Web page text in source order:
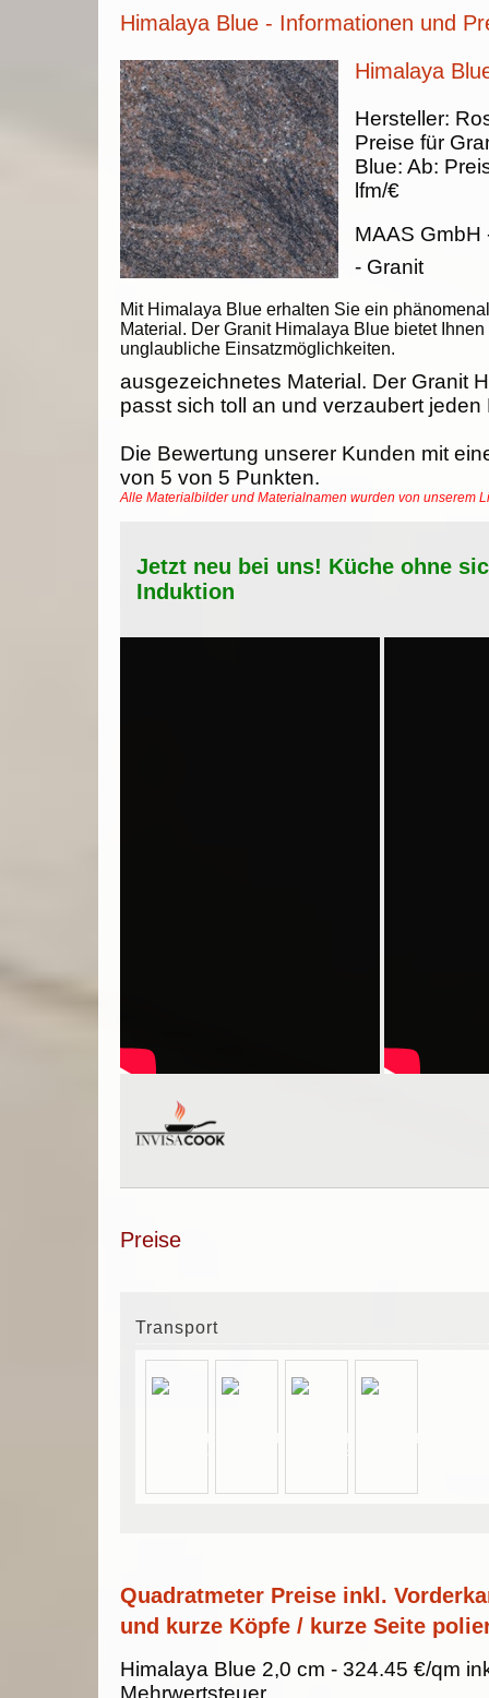
Himalaya Blue - Informationen und
Himalaya
Mit Himalaya Blue erhalten Sie ein
Material. Der Granit Himalaya Blue bietet Ihnen
unglaubliche Einsatzmöglichkeiten.
Hersteller:
Preise für
Blue: Ab:
lfm/€
MAAS GmbH
- Granit
ausgezeichnetes Material. Der Granit
passt sich toll an und verzaubert jeden
Die Bewertung unserer Kunden mit
von 5 von 5 Punkten.
Alle Materialbilder und Materialnamen wurden von unserem
Jetzt neu bei uns! Küche ohne
Induktion
Preise
Transport
Quadratmeter Preise inkl.
und kurze Köpfe / kurze Seite
Himalaya Blue 2,0 cm - 324.45 €/qm
Mehrwertsteuer